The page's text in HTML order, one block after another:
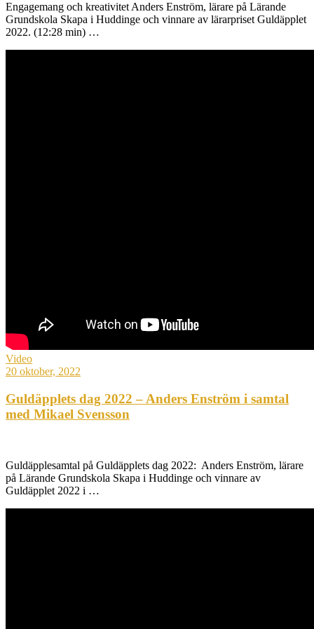
Engagemang och kreativitet Anders Enström, lärare på Lärande
Grundskola Skapa i Huddinge och vinnare av lärarpriset Guldäpplet
2022. (12:28 min) …
Video
20 oktober, 2022
Guldäpplets dag 2022 – Anders Enström i samtal
med Mikael Svensson
Guldäpplesamtal på Guldäpplets dag 2022: Anders Enström, lärare
på Lärande Grundskola Skapa i Huddinge och vinnare av
Guldäpplet 2022 i …